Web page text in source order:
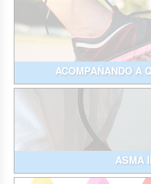
ACOMPAÑANDO A
ASMA